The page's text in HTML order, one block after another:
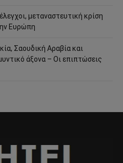
μεταναστευτική κρίση
Ευρώπη
Σαουδική Αραβία και
άξονα – Οι επιπτώσεις